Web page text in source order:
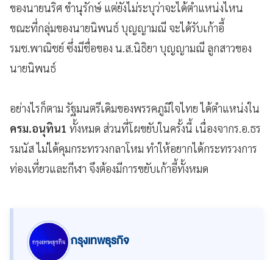
ของนายนริศ ขำนุรักษ์ แต่ยังไม่ระบุว่าจะได้ตำแหน่งไหน
ขณะที่กลุ่มของนายนิพนธ์ บุญญามณี จะได้รับเก้าอี้
รมช.พาณิชย์ ซึ่งมีชื่อของ น.ส.นิธิยา บุญญามณี ลูกสาวของ
นายนิพนธ์
อย่างไรก็ตาม รัฐมนตรีเดิมของพรรคภูมิใจไทย ได้ตำแหน่งใน
ครม.อนุทิน1 ทั้งหมด ส่วนที่โผขยับในครั้งนี้ เนื่องจากร.อ.ธร
รมนัส ไม่ได้คุมกระทรวงกลาโหม ทำให้อยากได้กระทรวงการ
ท่องเที่ยวและกีฬา จึงต้องมีการขยับเก้าอี้ทั้งหมด
กรุงเทพธุรกิจ